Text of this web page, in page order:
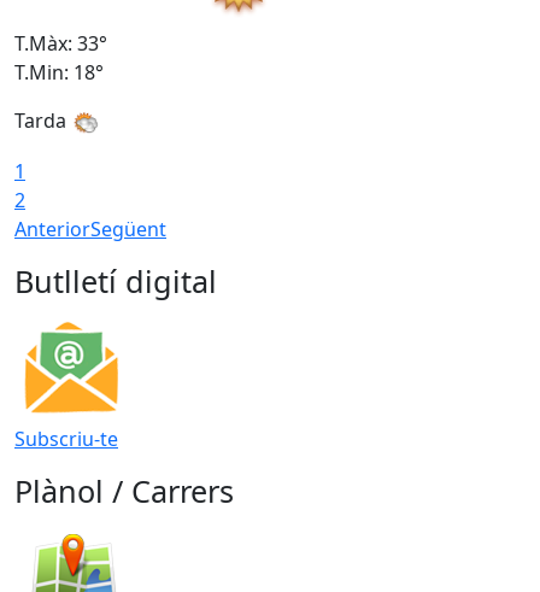
T.Màx: 33°
T.Min: 18°
Tarda
1
2
AnteriorSegüent
Butlletí digital
Subscriu-te
Plànol / Carrers